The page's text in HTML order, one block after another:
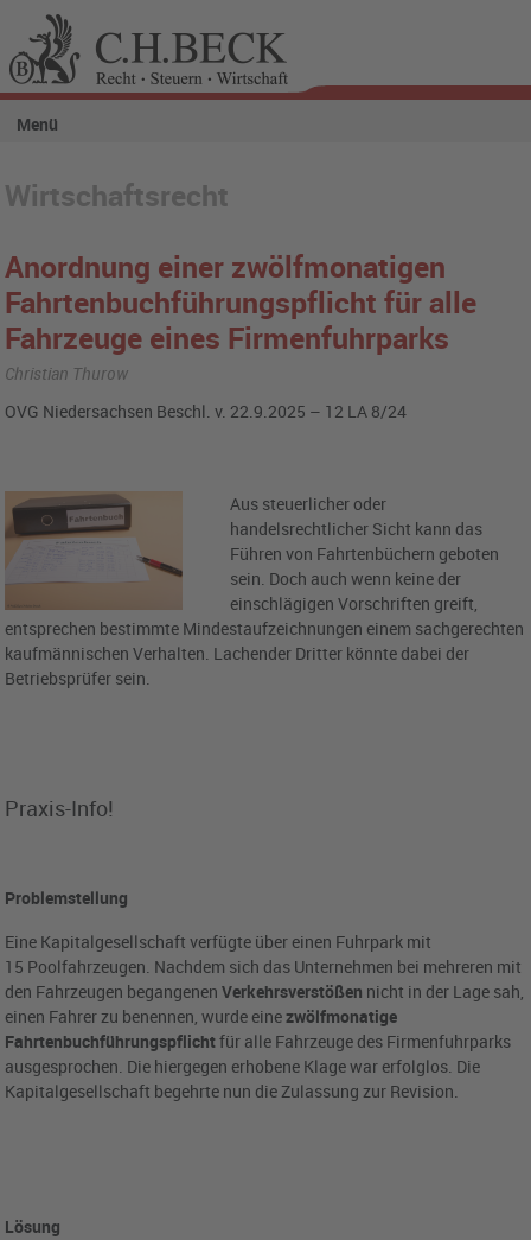
Menü
Wirtschaftsrecht
Anordnung einer zwölfmonatigen
Fahrtenbuchführungspflicht für alle
Fahrzeuge eines Firmenfuhrparks
Christian Thurow
OVG Niedersachsen Beschl. v. 22.9.2025 – 12 LA 8/24
Aus steuerlicher oder
handelsrechtlicher Sicht kann das
Führen von Fahrtenbüchern geboten
sein. Doch auch wenn keine der
einschlägigen Vorschriften greift,
entsprechen bestimmte Mindestaufzeichnungen einem sachgerechten
kaufmännischen Verhalten. Lachender Dritter könnte dabei der
Betriebsprüfer sein.
Praxis-Info!
Problemstellung
Eine Kapitalgesellschaft verfügte über einen Fuhrpark mit
15 Poolfahrzeugen. Nachdem sich das Unternehmen bei mehreren mit
den Fahrzeugen begangenenVerkehrsverstößen nicht in der Lage sah,
einen Fahrer zu benennen, wurde einezwölfmonatige
Fahrtenbuchführungspflichtfür alle Fahrzeuge des Firmenfuhrparks
ausgesprochen. Die hiergegen erhobene Klage war erfolglos. Die
Kapitalgesellschaft begehrte nun die Zulassung zur Revision.
Lösung